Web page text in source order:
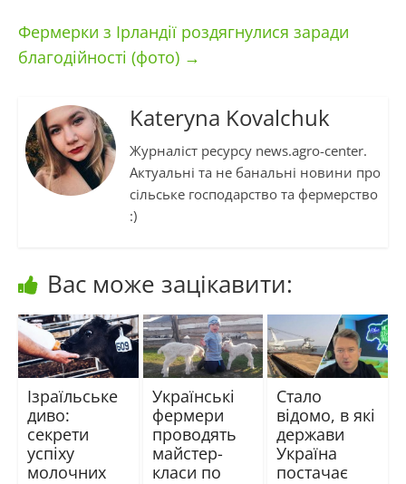
Фермерки з Ірландії роздягнулися заради
благодійності (фото) →
Kateryna Kovalchuk
Журналіст ресурсу news.agro-center.
Актуальні та не банальні новини про
сільське господарство та фермерство
:)
Вас може зацікавити:
Ізраїльське
диво:
секрети
успіху
молочних
Українські
фермери
проводять
майстер-
класи по
Стало
відомо, в які
держави
Україна
постачає